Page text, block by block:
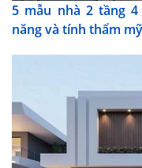
5 mẫu nhà 2 tầng
năng và tính thẩm mỹ